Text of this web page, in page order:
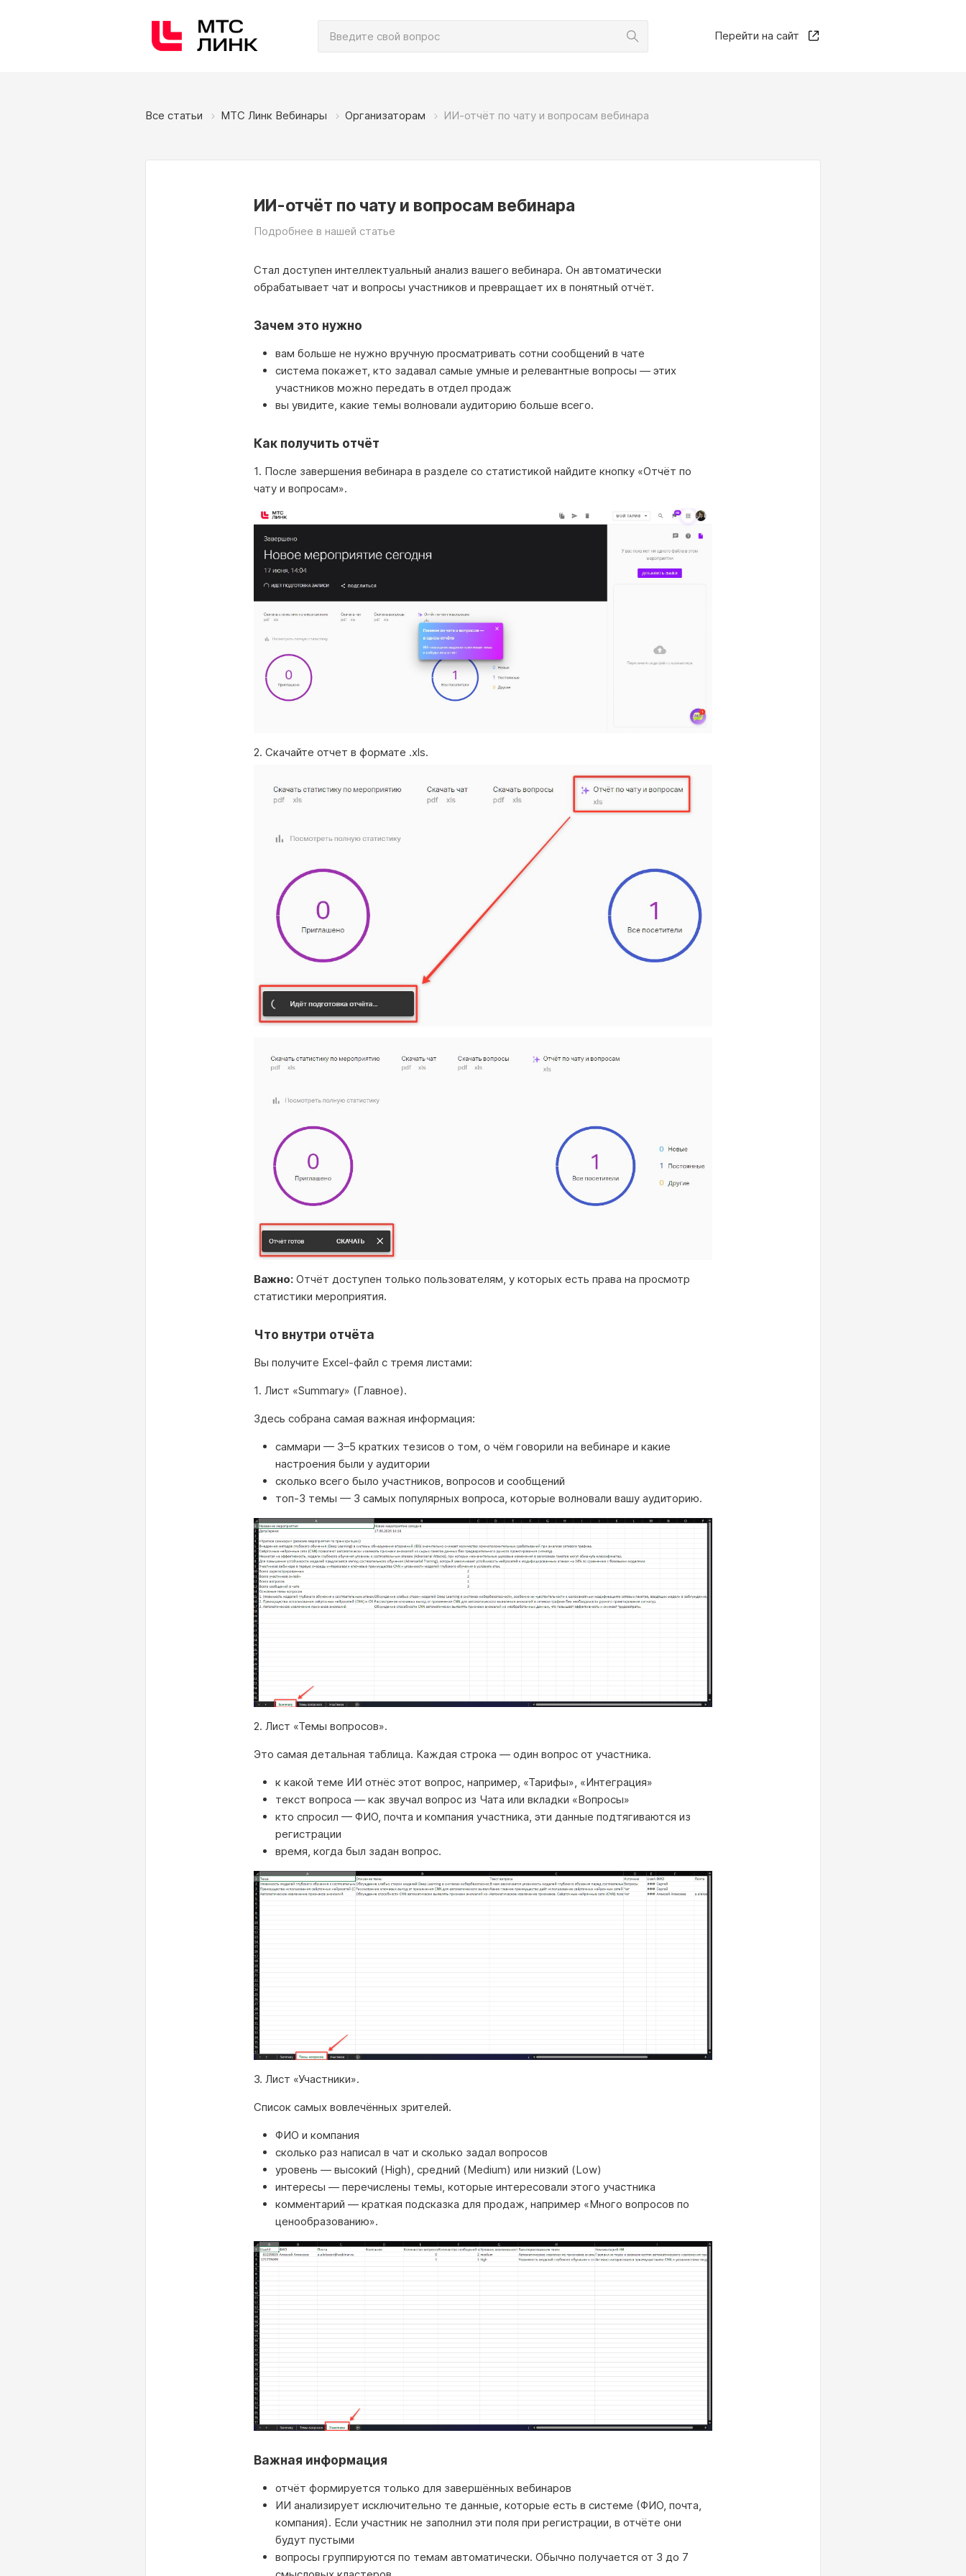
Перейти на сайт
Все статьи МТС Линк Вебинары Организаторам ИИ-отчёт по чату и вопросам вебинара
ИИ-отчёт по чату и вопросам вебинара
Подробнее в нашей статье
Стал доступен интеллектуальный анализ вашего вебинара. Он автоматически
обрабатывает чат и вопросы участников и превращает их в понятный отчёт.
Зачем это нужно
вам больше не нужно вручную просматривать сотни сообщений в чате
система покажет, кто задавал самые умные и релевантные вопросы — этих
участников можно передать в отдел продаж
вы увидите, какие темы волновали аудиторию больше всего.
Как получить отчёт
1. После завершения вебинара в разделе со статистикой найдите кнопку «Отчёт по
чату и вопросам».
2. Скачайте отчет в формате .xls.
Важно: Отчёт доступен только пользователям, у которых есть права на просмотр
статистики мероприятия.
Что внутри отчёта
Вы получите Excel-файл с тремя листами:
1. Лист «Summary» (Главное).
Здесь собрана самая важная информация:
саммари — 3–5 кратких тезисов о том, о чём говорили на вебинаре и какие
настроения были у аудитории
сколько всего было участников, вопросов и сообщений
топ-3 темы — 3 самых популярных вопроса, которые волновали вашу аудиторию.
2. Лист «Темы вопросов».
Это самая детальная таблица. Каждая строка — один вопрос от участника.
к какой теме ИИ отнёс этот вопрос, например, «Тарифы», «Интеграция»
текст вопроса — как звучал вопрос из Чата или вкладки «Вопросы»
кто спросил — ФИО, почта и компания участника, эти данные подтягиваются из
регистрации
время, когда был задан вопрос.
3. Лист «Участники».
Список самых вовлечённых зрителей.
ФИО и компания
сколько раз написал в чат и сколько задал вопросов
уровень — высокий (High), средний (Medium) или низкий (Low)
интересы — перечислены темы, которые интересовали этого участника
комментарий — краткая подсказка для продаж, например «Много вопросов по
ценообразованию».
Важная информация
отчёт формируется только для завершённых вебинаров
ИИ анализирует исключительно те данные, которые есть в системе (ФИО, почта,
компания). Если участник не заполнил эти поля при регистрации, в отчёте они
будут пустыми
вопросы группируются по темам автоматически. Обычно получается от 3 до 7